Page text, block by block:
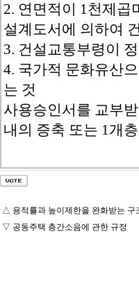
2. 연면적이 1천제곱
설계도서에 의하여
3. 건설교통부령이
4. 국가적 문화유산
는 것
사용승인서를 교부
내의 증축 또는 1개
△ 용적률과 높이제한을 완화받는 구
▽ 공동주택 층간소음에 관한 규정